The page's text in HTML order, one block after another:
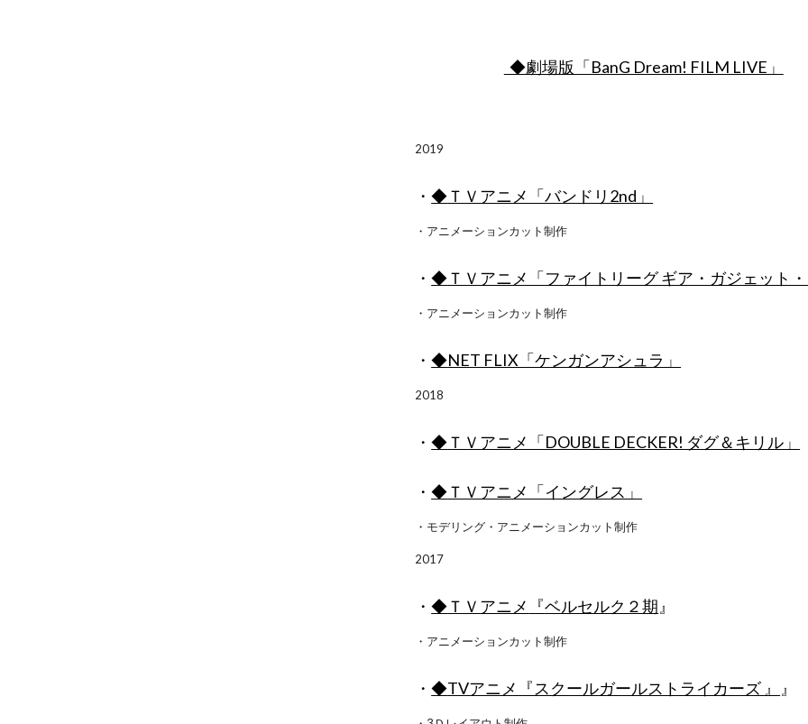
◆劇場版「BanG Dream! FILM LIVE」
2019
・◆ＴＶアニメ「バンドリ2nd」
・アニメーションカット制作
・◆ＴＶアニメ「ファイトリーグ ギア・ガジェット
・アニメーションカット制作
・◆NET FLIX「ケンガンアシュラ」
2018
・◆ＴＶアニメ「DOUBLE DECKER! ダグ＆キリル」
・◆ＴＶアニメ「イングレス」
・モデリング・アニメーションカット制作
2017
・◆ＴＶアニメ 『ベルセルク２期 』
・アニメーションカット制作
・◆TVアニメ『スクールガールストライカーズ 』 』